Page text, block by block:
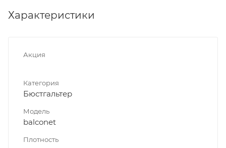
Характеристики
Акция
Категория
Бюстгальтер
Модель
balconet
Плотность